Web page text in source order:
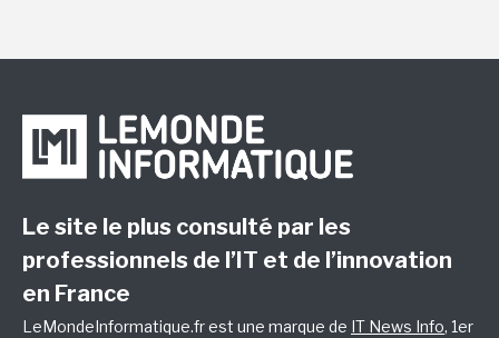
Le site le plus consulté par les
professionnels de l’IT et de l’innovation
en France
LeMondeInformatique.fr est une marque de IT News Info, 1er